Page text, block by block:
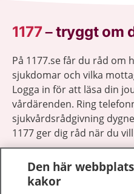
1177–tryggt om
På 1177.se får du råd om
sjukdomar och vilka
Logga in för att läsa din
vårdärenden. Ring
sjukvårdsrådgivning
1177 ger dig råd när du
Den här
kakor